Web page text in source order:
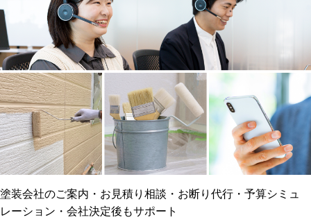
工事保険
ご近所トラブルに
賠償保険
雨漏り修繕
防水工事
塗装会社のご案内・お見積り相談・お断り代行・予算シミュ
レーション・会社決定後もサポート